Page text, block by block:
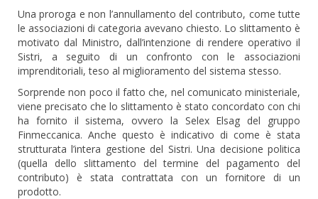
Una proroga e non l’annullamento del contributo, come tutte
le associazioni di categoria avevano chiesto. Lo slittamento è
motivato dal Ministro, dall’intenzione di rendere operativo il
Sistri, a seguito di un confronto con le associazioni
imprenditoriali, teso al miglioramento del sistema stesso.
Sorprende non poco il fatto che, nel comunicato ministeriale,
viene precisato che lo slittamento è stato concordato con chi
ha fornito il sistema, ovvero la Selex Elsag del gruppo
Finmeccanica. Anche questo è indicativo di come è stata
strutturata l’intera gestione del Sistri. Una decisione politica
(quella dello slittamento del termine del pagamento del
contributo) è stata contrattata con un fornitore di un
prodotto.